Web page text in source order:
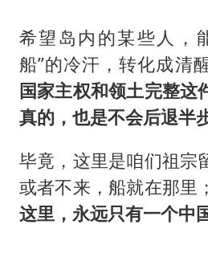
希望岛内的某些人，
船”的冷汗，转化成清
国家主权和领土完整这
真的，也是不会后退半
毕竟，这里是咱们祖宗
或者不来，船就在那里
这里，永远只有一个中国